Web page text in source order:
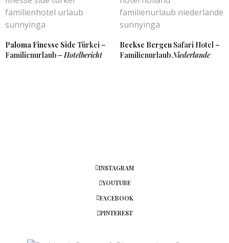
Paloma Finesse Side Türkei –
Familienurlaub –Hotelbericht
Beekse Bergen Safari Hotel –
FamilienurlaubNiederlande
INSTAGRAM
YOUTUBE
FACEBOOK
PINTEREST